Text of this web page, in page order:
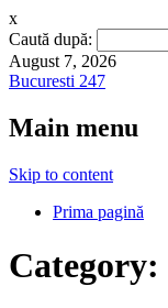
x
Caută după:
August 7, 2026
Bucuresti 247
Main menu
Skip to content
Prima pagină
Category: